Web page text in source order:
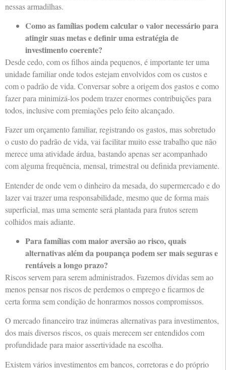
nessas armadilhas.
Como as famílias podem calcular o valor necessário para
atingir suas metas e definir uma estratégia de
investimento coerente?
Desde cedo, com os filhos ainda pequenos, é importante ter uma
unidade familiar onde todos estejam envolvidos com os custos e
com o padrão de vida. Conversar sobre a origem dos gastos e como
fazer para minimizá-los podem trazer enormes contribuições para
todos, inclusive com premiações pelo feito alcançado.
Fazer um orçamento familiar, registrando os gastos, mas sobretudo
o custo do padrão de vida, vai facilitar muito esse trabalho que não
merece uma atividade árdua, bastando apenas ser acompanhado
com alguma frequência, mensal, trimestral ou definida previamente.
Entender de onde vem o dinheiro da mesada, do supermercado e do
lazer vai trazer uma responsabilidade, mesmo que de forma mais
superficial, mas uma semente será plantada para frutos serem
colhidos mais adiante.
Para famílias com maior aversão ao risco, quais
alternativas além da poupança podem ser mais seguras e
rentáveis a longo prazo?
Riscos servem para serem administrados. Fazemos dívidas sem ao
menos pensar nos riscos de perdemos o emprego e ficarmos de
certa forma sem condição de honrarmos nossos compromissos.
O mercado financeiro traz inúmeras alternativas para investimentos,
dos mais diversos riscos, os quais merecem ser entendidos com
profundidade para maior assertividade na escolha.
Existem vários investimentos em bancos, corretoras e do próprio